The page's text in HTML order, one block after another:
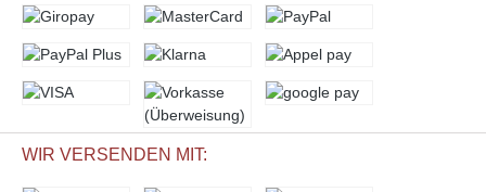
WIR VERSENDEN MIT: